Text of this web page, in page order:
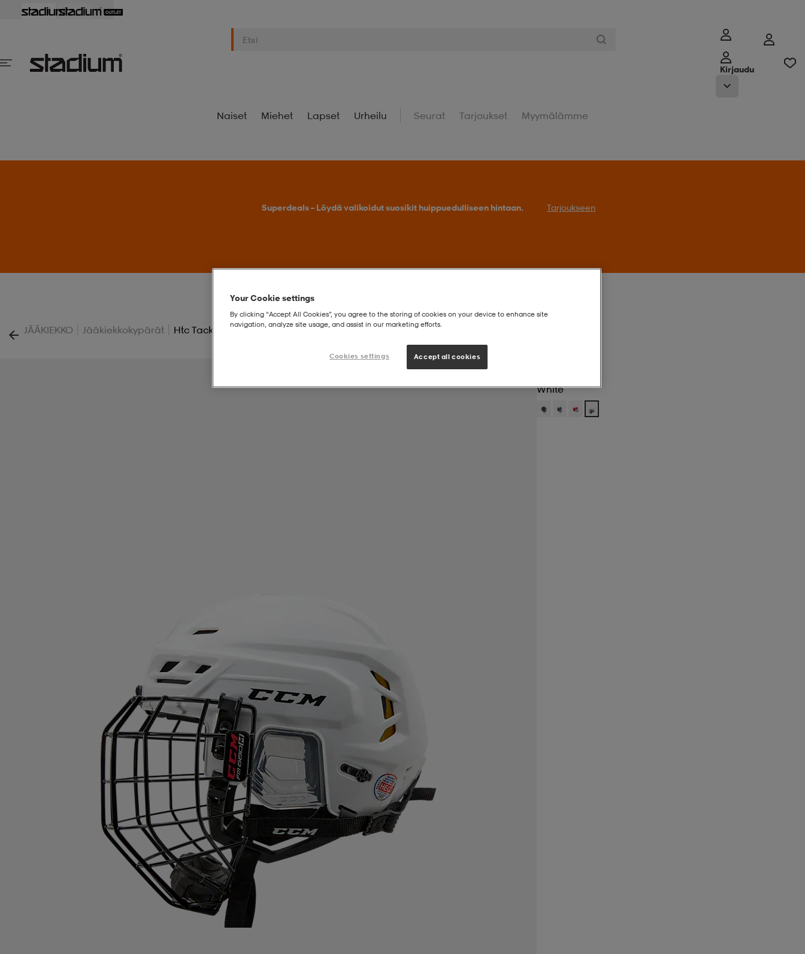
Kirjaudu
Naiset Miehet Lapset Urheilu Seurat Tarjoukset Myymälämme
Superdeals – Löydä valikoidut suosikit huippuedulliseen hintaan. Tarjoukseen
JÄÄKIEKKO | Jääkiekkokypärät | Htc Tacks 310
White
Your Cookie settings
By clicking “Accept All Cookies”, you agree to the storing of cookies on your device to enhance site
navigation, analyze site usage, and assist in our marketing efforts.
Cookies settings Accept all cookies